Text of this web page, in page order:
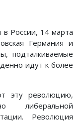
России, 14 марта
Германия и
подталкиваемые
идут к более
эту революцию,
либеральной
Революция